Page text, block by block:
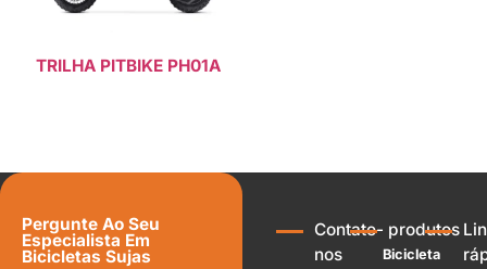
TRILHA PITBIKE PH01A
Pergunte Ao Seu
Especialista Em
Bicicletas Sujas
Contate-
nos
produtos
Bicicleta